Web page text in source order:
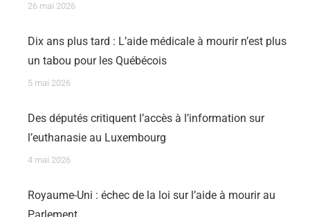
26 mai 2026
Dix ans plus tard : L’aide médicale à mourir n’est plus
un tabou pour les Québécois
5 mai 2026
Des députés critiquent l’accès à l’information sur
l’euthanasie au Luxembourg
4 mai 2026
Royaume-Uni : échec de la loi sur l’aide à mourir au